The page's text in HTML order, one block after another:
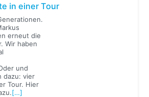
in einer Tour
erneut die
Wir haben
und
dazu: vier
Tour. Hier
[…]